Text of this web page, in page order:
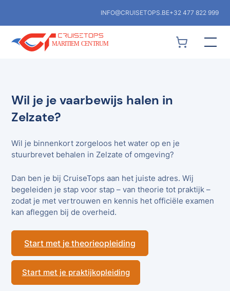
INFO@CRUISETOPS.BE+32 477 822 999
Wil je je vaarbewijs halen in
Zelzate?
Wil je binnenkort zorgeloos het water op en je
stuurbrevet behalen in Zelzate of omgeving?
Dan ben je bij CruiseTops aan het juiste adres. Wij
begeleiden je stap voor stap – van theorie tot praktijk –
zodat je met vertrouwen en kennis het officiële examen
kan afleggen bij de overheid.
Start met je theorieopleiding
Start met je praktijkopleiding